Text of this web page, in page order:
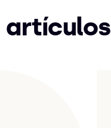
artículos